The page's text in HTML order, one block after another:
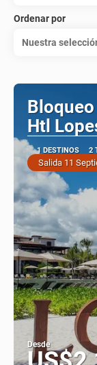
Ordenar por
Nuestra
Htl
1 DESTINOS 2
Salida 11
Desde